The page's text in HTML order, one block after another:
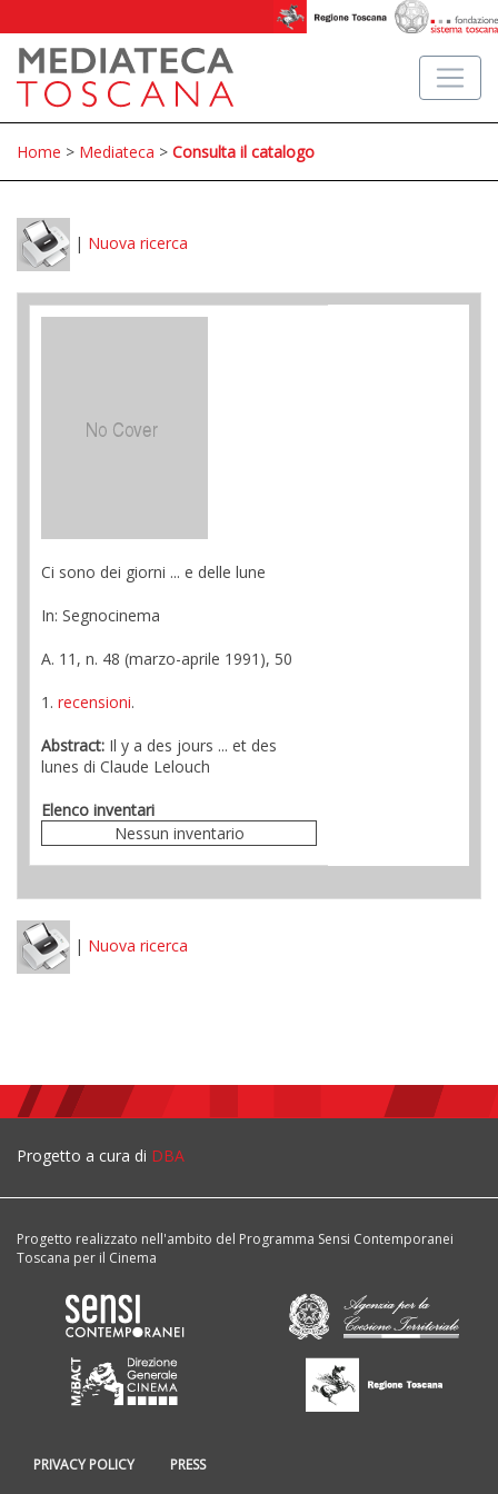
Home > Mediateca > Consulta il catalogo
| Nuova ricerca
Ci sono dei giorni ... e delle lune
In: Segnocinema
A. 11, n. 48 (marzo-aprile 1991), 50
1. recensioni.
Abstract: Il y a des jours ... et des
lunes di Claude Lelouch
Elenco inventari
Nessun inventario
| Nuova ricerca
Progetto a cura di DBA
Progetto realizzato nell'ambito del Programma Sensi Contemporanei
Toscana per il Cinema
PRIVACY POLICY PRESS